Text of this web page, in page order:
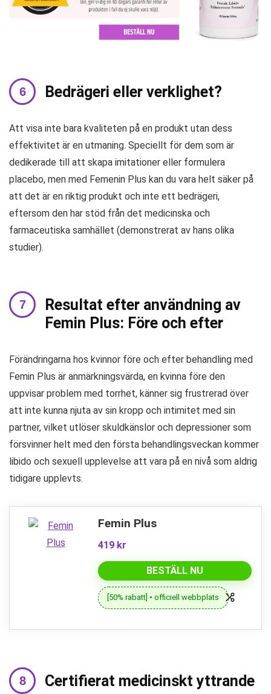
Bedrägeri eller verklighet?
Att visa inte bara kvaliteten på en produkt utan dess
effektivitet är en utmaning. Speciellt för dem som är
dedikerade till att skapa imitationer eller formulera
placebo, men med Femenin Plus kan du vara helt säker på
att det är en riktig produkt och inte ett bedrägeri,
eftersom den har stöd från det medicinska och
farmaceutiska samhället (demonstrerat av hans olika
studier).
Resultat efter användning av
Femin Plus: Före och efter
Förändringarna hos kvinnor före och efter behandling med
Femin Plus är anmärkningsvärda, en kvinna före den
uppvisar problem med torrhet, känner sig frustrerad över
att inte kunna njuta av sin kropp och intimitet med sin
partner, vilket utlöser skuldkänslor och depressioner som
försvinner helt med den första behandlingsveckan kommer
libido och sexuell upplevelse att vara på en nivå som aldrig
tidigare upplevts.
Femin Plus
419 kr
BESTÄLL NU
[50% rabatt] • officiell webbplats
Certifierat medicinskt yttrande